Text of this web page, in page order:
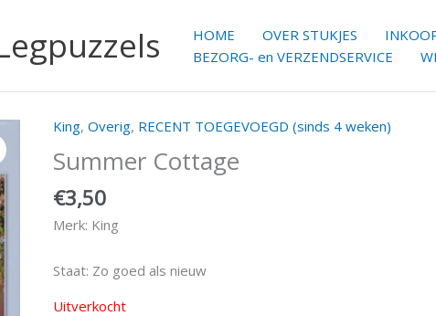
HOME OVER STUKJES
BEZORG- en VERZENDSERVICE
King, Overig, RECENT TOEGEVOEGD (sinds 4 weken)
Summer Cottage
€3,50
Merk: King
Staat: Zo goed als nieuw
Uitverkocht